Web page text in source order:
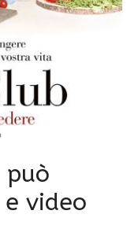
può
e video